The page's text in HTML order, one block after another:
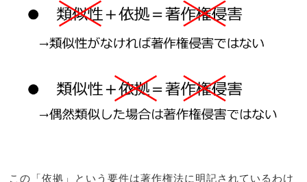
この「依拠」という要件は著作権法に明記されているわけ